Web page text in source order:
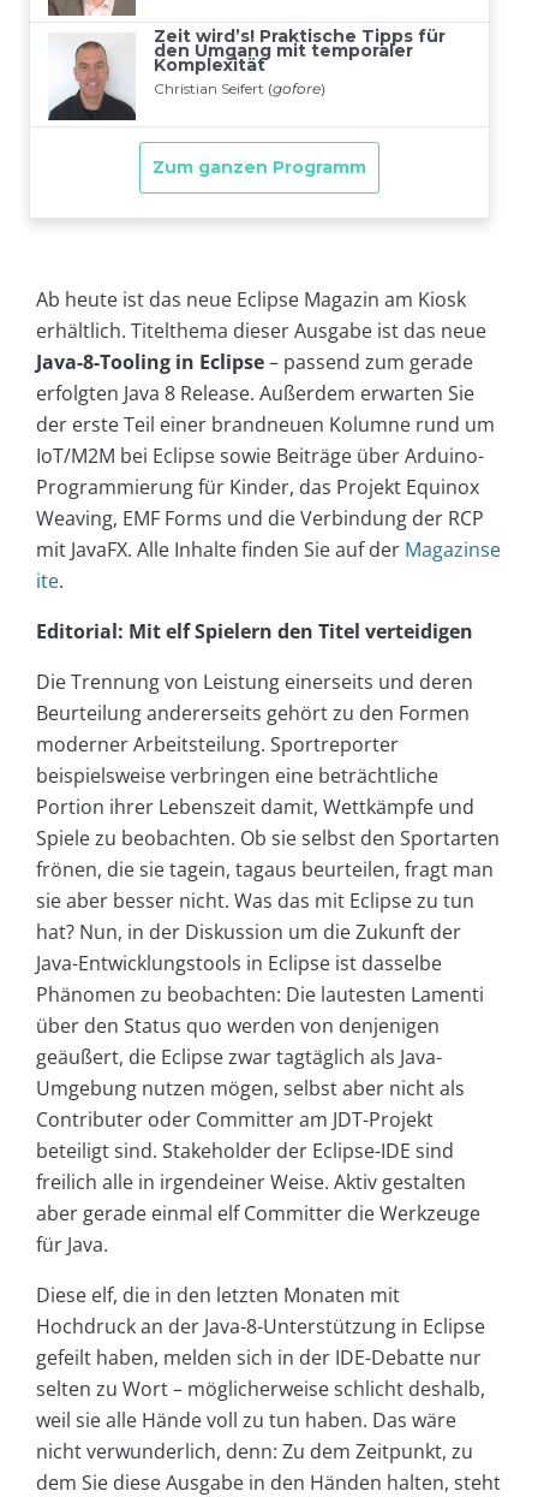
Ab heute ist das neue Eclipse Magazin am Kiosk
erhältlich. Titelthema dieser Ausgabe ist das neue
Java-8-Tooling in Eclipse– passend zum gerade
erfolgten Java 8 Release. Außerdem erwarten Sie
der erste Teil einer brandneuen Kolumne rund um
IoT/M2M bei Eclipse sowie Beiträge über Arduino-
Programmierung für Kinder, das Projekt Equinox
Weaving, EMF Forms und die Verbindung der RCP
mit JavaFX. Alle Inhalte finden Sie auf der Magazinse
ite.
Editorial: Mit elf Spielern den Titel verteidigen
Die Trennung von Leistung einerseits und deren
Beurteilung andererseits gehört zu den Formen
moderner Arbeitsteilung. Sportreporter
beispielsweise verbringen eine beträchtliche
Portion ihrer Lebenszeit damit, Wettkämpfe und
Spiele zu beobachten. Ob sie selbst den Sportarten
frönen, die sie tagein, tagaus beurteilen, fragt man
sie aber besser nicht. Was das mit Eclipse zu tun
hat? Nun, in der Diskussion um die Zukunft der
Java-Entwicklungstools in Eclipse ist dasselbe
Phänomen zu beobachten: Die lautesten Lamenti
über den Status quo werden von denjenigen
geäußert, die Eclipse zwar tagtäglich als Java-
Umgebung nutzen mögen, selbst aber nicht als
Contributer oder Committer am JDT-Projekt
beteiligt sind. Stakeholder der Eclipse-IDE sind
freilich alle in irgendeiner Weise. Aktiv gestalten
aber gerade einmal elf Committer die Werkzeuge
für Java.
Diese elf, die in den letzten Monaten mit
Hochdruck an der Java-8-Unterstützung in Eclipse
gefeilt haben, melden sich in der IDE-Debatte nur
selten zu Wort – möglicherweise schlicht deshalb,
weil sie alle Hände voll zu tun haben. Das wäre
nicht verwunderlich, denn: Zu dem Zeitpunkt, zu
dem Sie diese Ausgabe in den Händen halten, steht